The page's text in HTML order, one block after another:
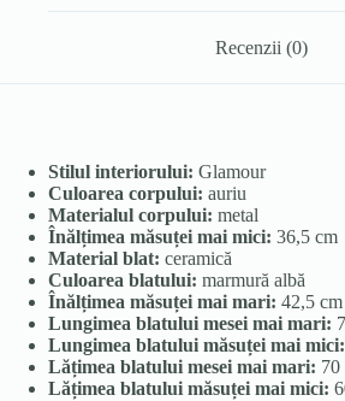
Recenzii (0)
Stilul interiorului: Glamour
Culoarea corpului: auriu
Materialul corpului: metal
Înălțimea măsuței mai mici: 36,5 cm
Material blat: ceramică
Culoarea blatului: marmură albă
Înălțimea măsuței mai mari: 42,5 cm
Lungimea blatului mesei mai mari:
Lungimea blatului măsuței mai mici:
Lățimea blatului mesei mai mari: 70
Lățimea blatului măsuței mai mici: